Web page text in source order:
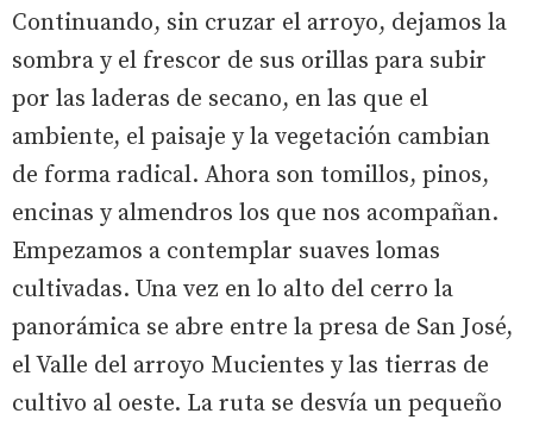
Continuando, sin cruzar el arroyo, dejamos la
sombra y el frescor de sus orillas para subir
por las laderas de secano, en las que el
ambiente, el paisaje y la vegetación cambian
de forma radical. Ahora son tomillos, pinos,
encinas y almendros los que nos acompañan.
Empezamos a contemplar suaves lomas
cultivadas. Una vez en lo alto del cerro la
panorámica se abre entre la presa de San José,
el Valle del arroyo Mucientes y las tierras de
cultivo al oeste. La ruta se desvía un pequeño